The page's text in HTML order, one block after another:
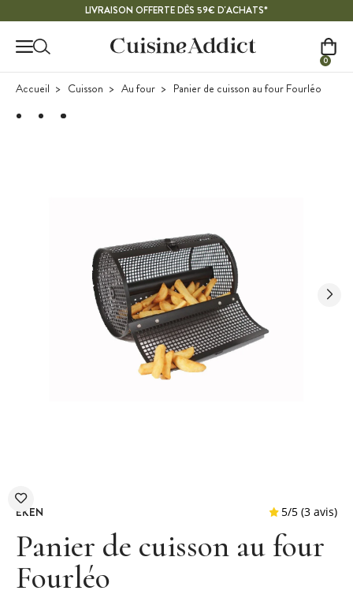
LIVRAISON OFFERTE DÈS 59€ D'ACHATS*
0
Accueil Cuisson Au four Panier de cuisson au four Fourléo
EKEN
Panier de cuisson au four
Fourléo